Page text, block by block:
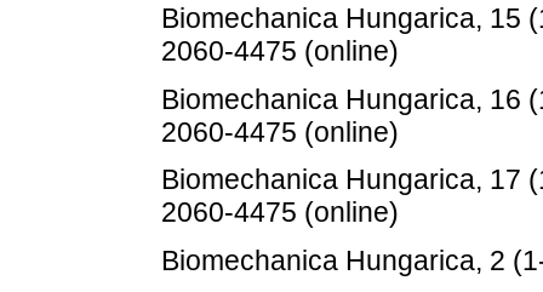
Biomechanica Hungarica, 15
2060-4475 (online)
Biomechanica Hungarica, 16
2060-4475 (online)
Biomechanica Hungarica, 17
2060-4475 (online)
Biomechanica Hungarica, 2